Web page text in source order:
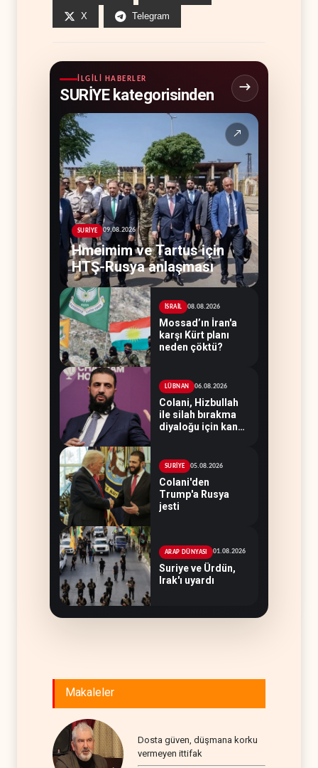
X Telegram
İLGILI HABERLER
SURİYE kategorisinden
↗
SURİYE 09.08.2026
Hmeimim ve Tartus için
HTŞ-Rusya anlaşması
İSRAİL 08.08.2026
Mossad’ın İran'a
karşı Kürt planı
neden çöktü?
LÜBNAN 06.08.2026
Colani, Hizbullah
ile silah bırakma
diyaloğu için kanal
SURİYE 05.08.2026
Colani'den
Trump'a Rusya
jesti
ARAP DÜNYASI 01.08.2026
Suriye ve Ürdün,
Irak'ı uyardı
Makaleler
Dosta güven, düşmana korku
vermeyen ittifak